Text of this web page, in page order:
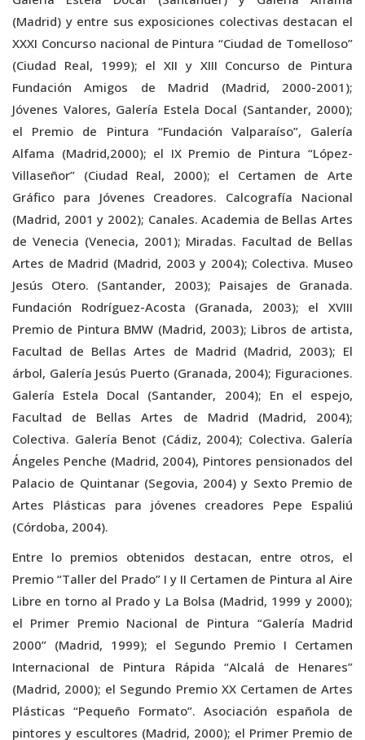
(Madrid) y entre sus exposiciones colectivas destacan el
XXXI Concurso nacional de Pintura “Ciudad de Tomelloso”
(Ciudad Real, 1999); el XII y XIII Concurso de Pintura
Fundación Amigos de Madrid (Madrid, 2000-2001);
Jóvenes Valores, Galería Estela Docal (Santander, 2000);
el Premio de Pintura “Fundación Valparaíso”, Galería
Alfama (Madrid,2000); el IX Premio de Pintura “López-
Villaseñor” (Ciudad Real, 2000); el Certamen de Arte
Gráfico para Jóvenes Creadores. Calcografía Nacional
(Madrid, 2001 y 2002); Canales. Academia de Bellas Artes
de Venecia (Venecia, 2001); Miradas. Facultad de Bellas
Artes de Madrid (Madrid, 2003 y 2004); Colectiva. Museo
Jesús Otero. (Santander, 2003); Paisajes de Granada.
Fundación Rodríguez-Acosta (Granada, 2003); el XVIII
Premio de Pintura BMW (Madrid, 2003); Libros de artista,
Facultad de Bellas Artes de Madrid (Madrid, 2003); El
árbol, Galería Jesús Puerto (Granada, 2004); Figuraciones.
Galería Estela Docal (Santander, 2004); En el espejo,
Facultad de Bellas Artes de Madrid (Madrid, 2004);
Colectiva. Galería Benot (Cádiz, 2004); Colectiva. Galería
Ángeles Penche (Madrid, 2004), Pintores pensionados del
Palacio de Quintanar (Segovia, 2004) y Sexto Premio de
Artes Plásticas para jóvenes creadores Pepe Espaliú
(Córdoba, 2004).
Entre lo premios obtenidos destacan, entre otros, el
Premio “Taller del Prado” I y II Certamen de Pintura al Aire
Libre en torno al Prado y La Bolsa (Madrid, 1999 y 2000);
el Primer Premio Nacional de Pintura “Galería Madrid
2000” (Madrid, 1999); el Segundo Premio I Certamen
Internacional de Pintura Rápida “Alcalá de Henares”
(Madrid, 2000); el Segundo Premio XX Certamen de Artes
Plásticas “Pequeño Formato”. Asociación española de
pintores y escultores (Madrid, 2000); el Primer Premio de